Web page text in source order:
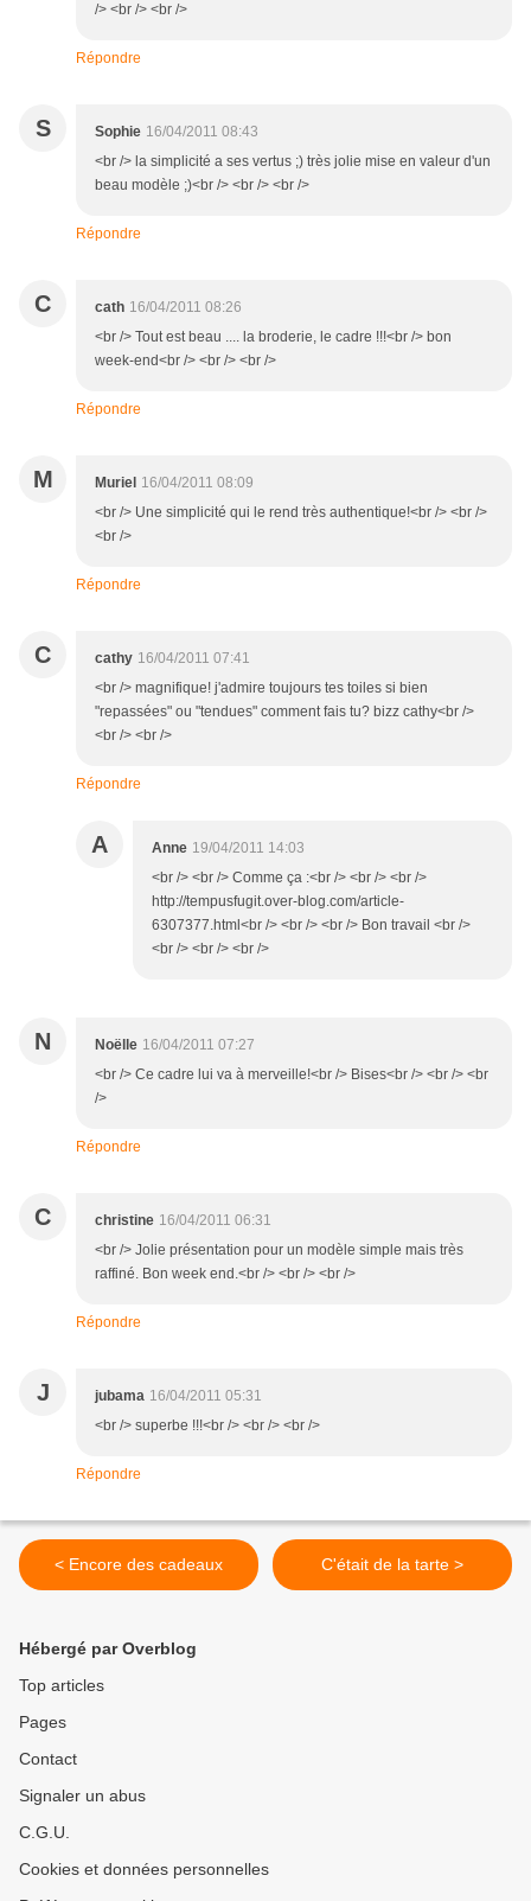
/> <br /> <br />
Répondre
S Sophie 16/04/2011 08:43
<br /> la simplicité a ses vertus ;) très jolie mise en valeur d'un
beau modèle ;)<br /> <br /> <br />
Répondre
C cath 16/04/2011 08:26
<br /> Tout est beau .... la broderie, le cadre !!!<br /> bon
week-end<br /> <br /> <br />
Répondre
M Muriel 16/04/2011 08:09
<br /> Une simplicité qui le rend très authentique!<br /> <br />
<br />
Répondre
C cathy 16/04/2011 07:41
<br /> magnifique! j'admire toujours tes toiles si bien
"repassées" ou "tendues" comment fais tu? bizz cathy<br />
<br /> <br />
Répondre
A Anne 19/04/2011 14:03
<br /> <br /> Comme ça :<br /> <br /> <br />
http://tempusfugit.over-blog.com/article-
6307377.html<br /> <br /> <br /> Bon travail <br />
<br /> <br /> <br />
N Noëlle 16/04/2011 07:27
<br /> Ce cadre lui va à merveille!<br /> Bises<br /> <br /> <br
/>
Répondre
C christine 16/04/2011 06:31
<br /> Jolie présentation pour un modèle simple mais très
raffiné. Bon week end.<br /> <br /> <br />
Répondre
J jubama 16/04/2011 05:31
<br /> superbe !!!<br /> <br /> <br />
Répondre
< Encore des cadeaux C'était de la tarte >
Hébergé par Overblog
Top articles
Pages
Contact
Signaler un abus
C.G.U.
Cookies et données personnelles